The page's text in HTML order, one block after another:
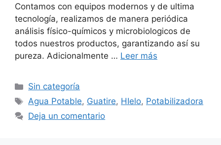
Contamos con equipos modernos y de ultima
tecnología, realizamos de manera periódica
análisis físico-químicos y microbiologicos de
todos nuestros productos, garantizando así su
pureza. Adicionalmente … Leer más
Sin categoría
Agua Potable, Guatire, HIelo, Potabilizadora
Deja un comentario